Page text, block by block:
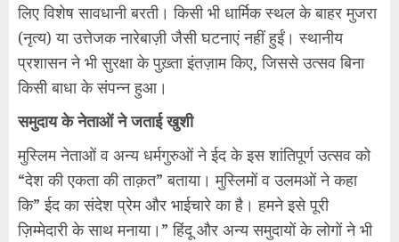
लिए विशेष सावधानी बरती। किसी भी धार्मिक स्थल के बाहर मुजरा
(नृत्य) या उत्तेजक नारेबाज़ी जैसी घटनाएं नहीं हुईं। स्थानीय
प्रशासन ने भी सुरक्षा के पुख़्ता इंतज़ाम किए, जिससे उत्सव बिना
किसी बाधा के संपन्न हुआ।
समुदाय के नेताओं ने जताई खुशी
मुस्लिम नेताओं व अन्य धर्मगुरुओं ने ईद के इस शांतिपूर्ण उत्सव को
“देश की एकता की ताक़त” बताया। मुस्लिमों व उलमओं ने कहा
कि” ईद का संदेश प्रेम और भाईचारे का है। हमने इसे पूरी
ज़िम्मेदारी के साथ मनाया।” हिंदू और अन्य समुदायों के लोगों ने भी